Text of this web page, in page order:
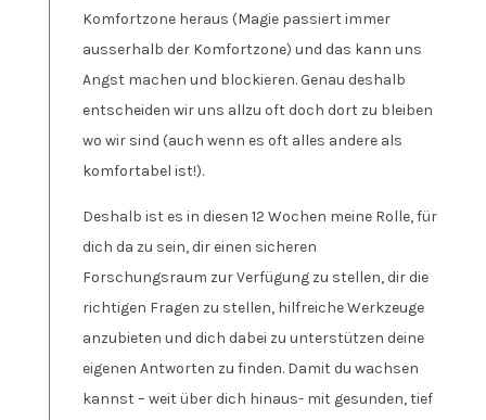
Komfortzone heraus (Magie passiert immer
ausserhalb der Komfortzone) und das kann uns
Angst machen und blockieren. Genau deshalb
entscheiden wir uns allzu oft doch dort zu bleiben
wo wir sind (auch wenn es oft alles andere als
komfortabel ist!).
Deshalb ist es in diesen 12 Wochen meine Rolle, für
dich da zu sein, dir einen sicheren
Forschungsraum zur Verfügung zu stellen, dir die
richtigen Fragen zu stellen, hilfreiche Werkzeuge
anzubieten und dich dabei zu unterstützen deine
eigenen Antworten zu finden. Damit du wachsen
kannst – weit über dich hinaus- mit gesunden, tief